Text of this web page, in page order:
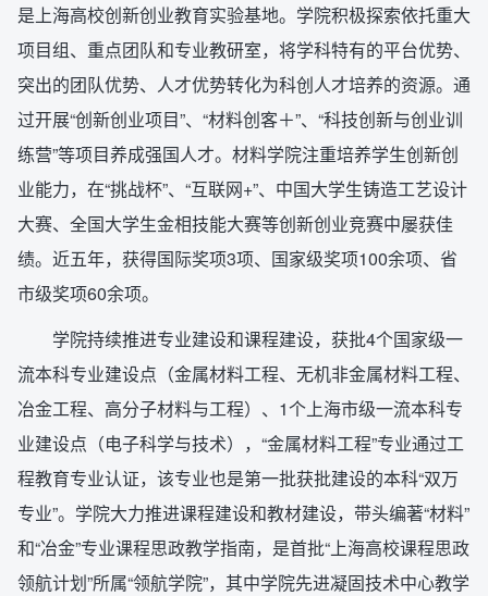
是上海高校创新创业教育实验基地。学院积极探索依托重大
项目组、重点团队和专业教研室，将学科特有的平台优势、
突出的团队优势、人才优势转化为科创人才培养的资源。通
过开展“创新创业项目”、“材料创客＋”、“科技创新与创业训
练营”等项目养成强国人才。材料学院注重培养学生创新创
业能力，在“挑战杯”、“互联网+”、中国大学生铸造工艺设计
大赛、全国大学生金相技能大赛等创新创业竞赛中屡获佳
绩。近五年，获得国际奖项3项、国家级奖项100余项、省
市级奖项60余项。
学院持续推进专业建设和课程建设，获批4个国家级一
流本科专业建设点（金属材料工程、无机非金属材料工程、
冶金工程、高分子材料与工程）、1个上海市级一流本科专
业建设点（电子科学与技术），“金属材料工程”专业通过工
程教育专业认证，该专业也是第一批获批建设的本科“双万
专业”。学院大力推进课程建设和教材建设，带头编著“材料”
和“冶金”专业课程思政教学指南，是首批“上海高校课程思政
领航计划”所属“领航学院”，其中学院先进凝固技术中心教学